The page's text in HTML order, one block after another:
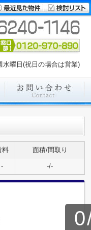
曜日(祝日の場合は営業)
料 面積/間取り
- -/-
0